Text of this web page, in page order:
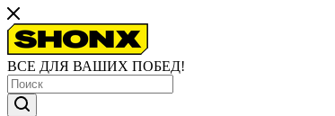
ВСЕ ДЛЯ ВАШИХ ПОБЕД!